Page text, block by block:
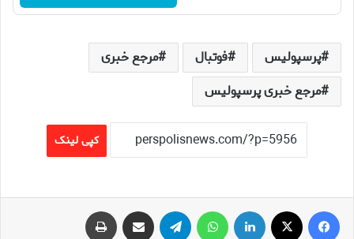
پرسپولیس فوتبال
مرجع خبری
مرجع خبری پرسپولیس
کپی لینک
فیس بوک لینکدین واتس آپ تلگرام اشتراک گذاری از طریق ایمیل